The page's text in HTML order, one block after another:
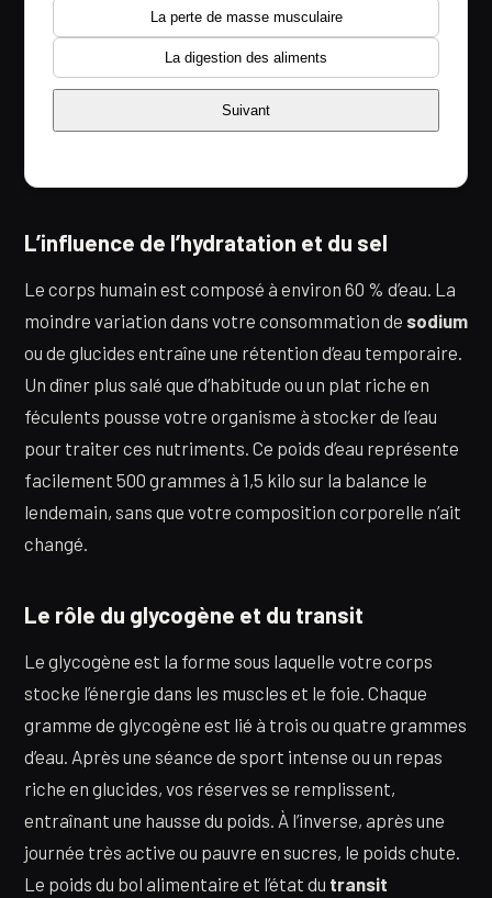
La perte de masse musculaire
La digestion des aliments
Suivant
L’influence de l’hydratation et du sel
Le corps humain est composé à environ 60 % d’eau. La
moindre variation dans votre consommation de sodium
ou de glucides entraîne une rétention d’eau temporaire.
Un dîner plus salé que d’habitude ou un plat riche en
féculents pousse votre organisme à stocker de l’eau
pour traiter ces nutriments. Ce poids d’eau représente
facilement 500 grammes à 1,5 kilo sur la balance le
lendemain, sans que votre composition corporelle n’ait
changé.
Le rôle du glycogène et du transit
Le glycogène est la forme sous laquelle votre corps
stocke l’énergie dans les muscles et le foie. Chaque
gramme de glycogène est lié à trois ou quatre grammes
d’eau. Après une séance de sport intense ou un repas
riche en glucides, vos réserves se remplissent,
entraînant une hausse du poids. À l’inverse, après une
journée très active ou pauvre en sucres, le poids chute.
Le poids du bol alimentaire et l’état du transit